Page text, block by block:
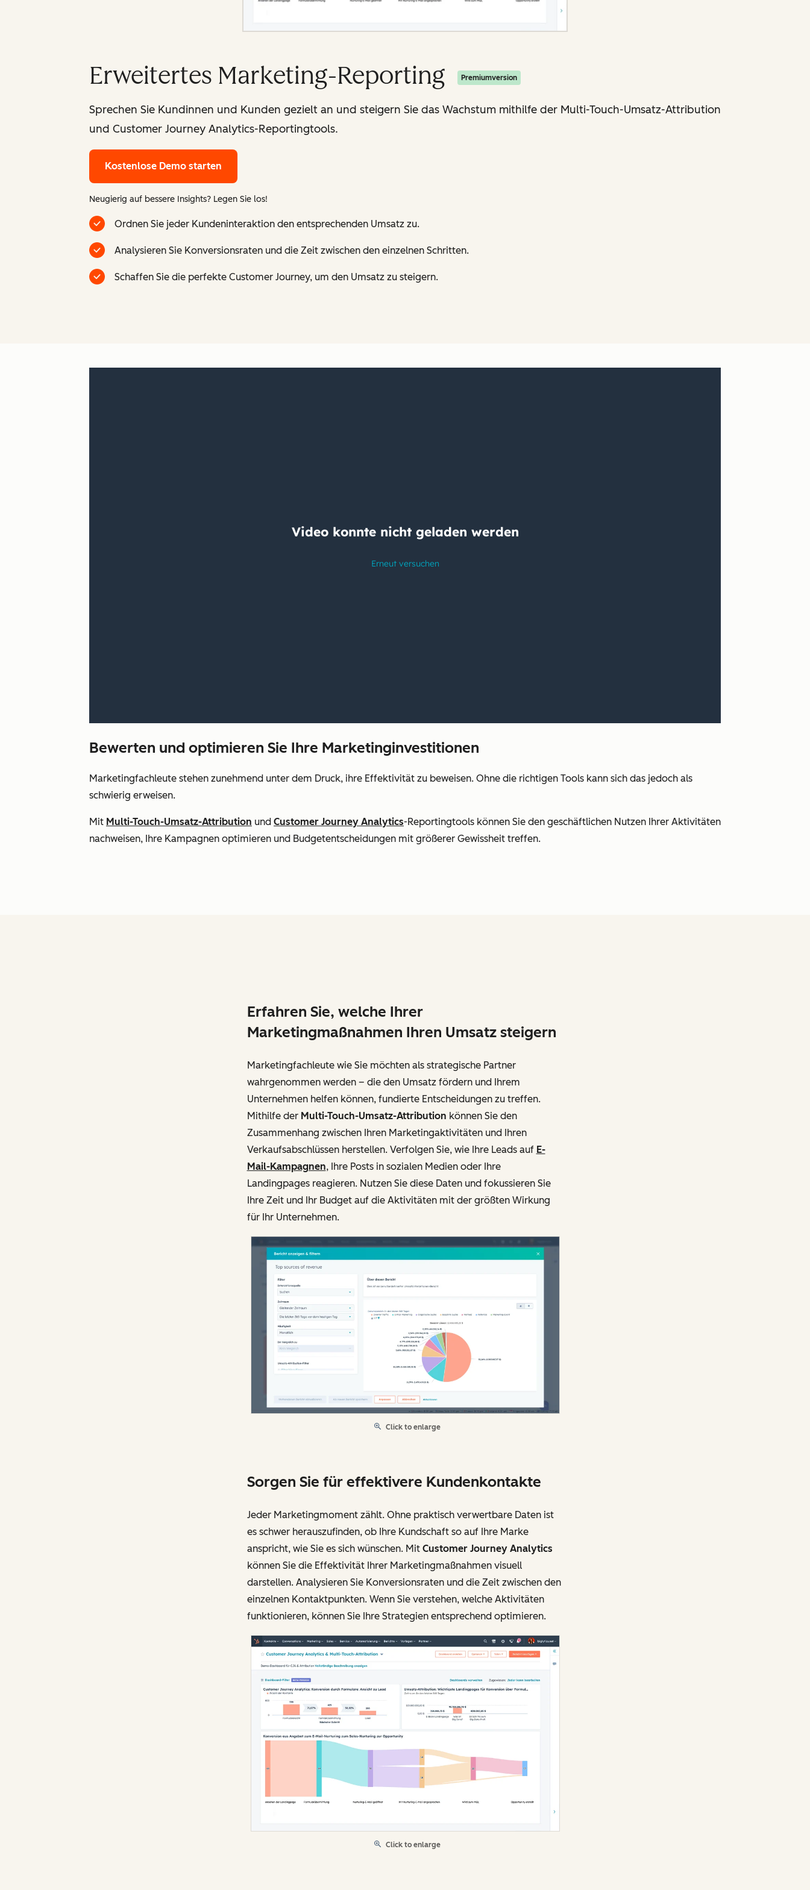
Erweitertes Marketing-Reporting Premiumversion
Sprechen Sie Kundinnen und Kunden gezielt an und steigern Sie das Wachstum mithilfe der Multi-Touch-Umsatz-Attribution
und Customer Journey Analytics-Reportingtools.
Kostenlose Demo starten
Neugierig auf bessere Insights? Legen Sie los!
Ordnen Sie jeder Kundeninteraktion den entsprechenden Umsatz zu.
Analysieren Sie Konversionsraten und die Zeit zwischen den einzelnen Schritten.
Schaffen Sie die perfekte Customer Journey, um den Umsatz zu steigern.
Bewerten und optimieren Sie Ihre Marketinginvestitionen
Marketingfachleute stehen zunehmend unter dem Druck, ihre Effektivität zu beweisen. Ohne die richtigen Tools kann sich das jedoch als
schwierig erweisen.
Mit Multi-Touch-Umsatz-Attribution und Customer Journey Analytics-Reportingtools können Sie den geschäftlichen Nutzen Ihrer Aktivitäten
nachweisen, Ihre Kampagnen optimieren und Budgetentscheidungen mit größerer Gewissheit treffen.
Erfahren Sie, welche Ihrer
Marketingmaßnahmen Ihren Umsatz steigern
Marketingfachleute wie Sie möchten als strategische Partner
wahrgenommen werden – die den Umsatz fördern und Ihrem
Unternehmen helfen können, fundierte Entscheidungen zu treffen.
Mithilfe der Multi-Touch-Umsatz-Attribution können Sie den
Zusammenhang zwischen Ihren Marketingaktivitäten und Ihren
Verkaufsabschlüssen herstellen. Verfolgen Sie, wie Ihre Leads auf E-
Mail-Kampagnen, Ihre Posts in sozialen Medien oder Ihre
Landingpages reagieren. Nutzen Sie diese Daten und fokussieren Sie
Ihre Zeit und Ihr Budget auf die Aktivitäten mit der größten Wirkung
für Ihr Unternehmen.
Click to enlarge
Sorgen Sie für effektivere Kundenkontakte
Jeder Marketingmoment zählt. Ohne praktisch verwertbare Daten ist
es schwer herauszufinden, ob Ihre Kundschaft so auf Ihre Marke
anspricht, wie Sie es sich wünschen. Mit Customer Journey Analytics
können Sie die Effektivität Ihrer Marketingmaßnahmen visuell
darstellen. Analysieren Sie Konversionsraten und die Zeit zwischen den
einzelnen Kontaktpunkten. Wenn Sie verstehen, welche Aktivitäten
funktionieren, können Sie Ihre Strategien entsprechend optimieren.
Click to enlarge